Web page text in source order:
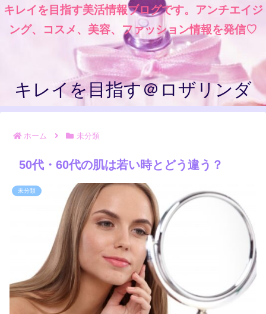
キレイを目指す美活情報ブログです。アンチエイジ
ング、コスメ、美容、ファッション情報を発信♡
キレイを目指す＠ロザリンダ
ホーム 未分類
50代・60代の肌は若い時とどう違う？
未分類